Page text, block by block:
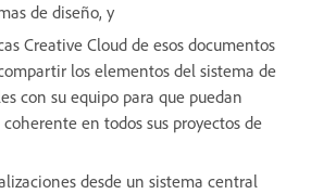
de diseño, y
Creative Cloud de esos documentos
los elementos del sistema de
con su equipo para que puedan
en todos sus proyectos de
desde un sistema central